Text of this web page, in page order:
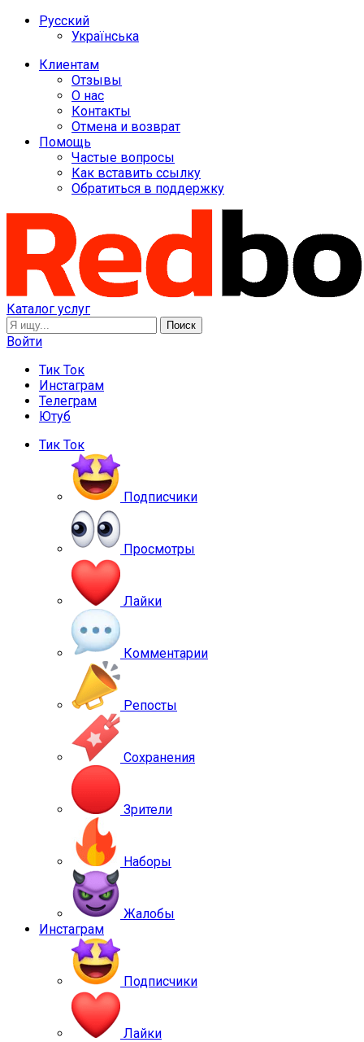
Русский
Українська
Клиентам
Отзывы
О нас
Контакты
Отмена и возврат
Помощь
Частые вопросы
Как вставить ссылку
Обратиться в поддержку
Каталог услуг
Поиск
Войти
Тик Ток
Инстаграм
Телеграм
Ютуб
Тик Ток
Подписчики
Просмотры
Лайки
Комментарии
Репосты
Сохранения
Зрители
Наборы
Жалобы
Инстаграм
Подписчики
Лайки